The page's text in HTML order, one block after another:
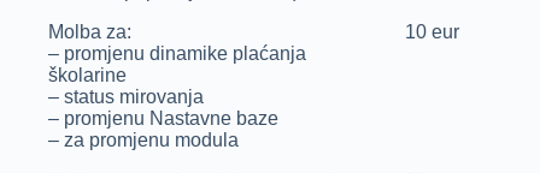
Molba za:
– promjenu dinamike plaćanja
školarine
– status mirovanja
– promjenu Nastavne baze
– za promjenu modula
10 eur